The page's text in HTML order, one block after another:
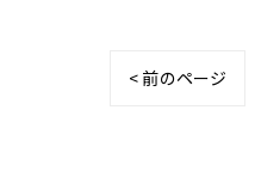
< 前のページ